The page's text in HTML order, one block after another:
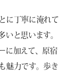
に丁寧に淹れて
いと思います。
に加えて、原宿
魅力です。歩き